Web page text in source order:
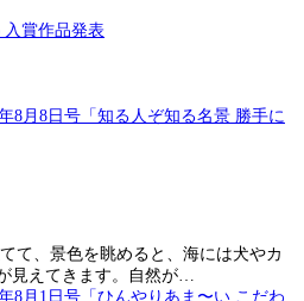
て、景色を眺めると、海には犬やカ
見えてきます。自然が…